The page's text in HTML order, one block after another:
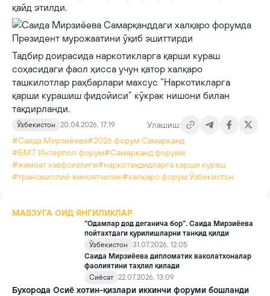
қайд этилди.
Тадбир доирасида наркотикларга қарши кураш
соҳасидаги фаол ҳисса учун қатор халқаро
ташкилотлар раҳбарлари махсус “Наркотикларга
қарши курашиш фидойиси” кўкрак нишони билан
тақдирланди.
Ўзбекистон 20.04.2026, 17:19
Улашиш:
#Саида Мирзиёева#2026 форум Самарқанд
#БМТ Интерпол форум#Самарқанд форуми
#жамоат хавфсизлиги#наркотаҳдидларга қарши кураш
#трансмиллий жиноятчилик#халқаро форум Ўзбекистон
МАВЗУГА ОИД ЯНГИЛИКЛАР
“Одамлар дод деганича бор”. Саида Мирзиёева
пойтахтдаги қурилишларни танқид қилди
Ўзбекистон
31.07.2026, 12:05
Саида Мирзиёева дипломатик ваколатхоналар
фаолиятини таҳлил қилади
Сиёсат 22.07.2026, 13:09
Бухорода Осиё хотин-қизлари иккинчи форуми бошланди